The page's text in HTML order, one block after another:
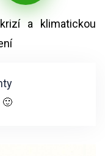
a klimatickou
🙂